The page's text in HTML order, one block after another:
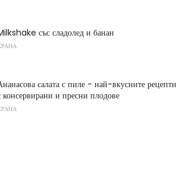
със сладолед и банан
салата с пиле - най-вкусните рецепти
консервирани и пресни плодове